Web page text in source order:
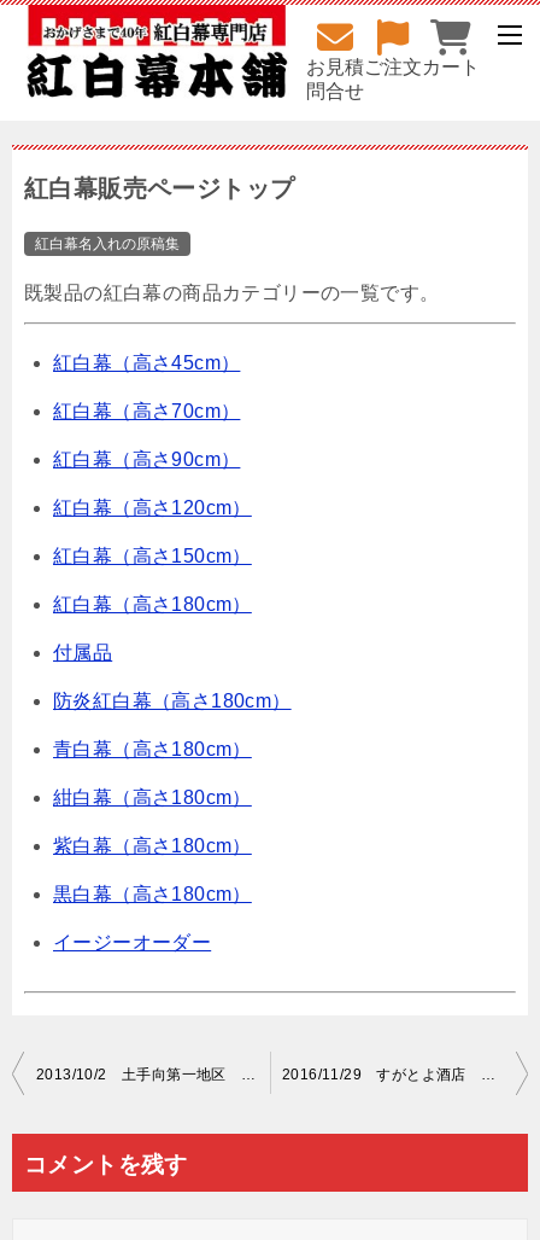
お見積
問合せ
ご注文カート
紅白幕販売ページトップ
紅白幕名入れの原稿集
既製品の紅白幕の商品カテゴリーの一覧です。
紅白幕（高さ45cm）
紅白幕（高さ70cm）
紅白幕（高さ90cm）
紅白幕（高さ120cm）
紅白幕（高さ150cm）
紅白幕（高さ180cm）
付属品
防炎紅白幕（高さ180cm）
青白幕（高さ180cm）
紺白幕（高さ180cm）
紫白幕（高さ180cm）
黒白幕（高さ180cm）
イージーオーダー
投
ビ
コメントを残す